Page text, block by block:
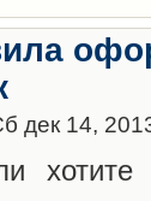
дек 14,